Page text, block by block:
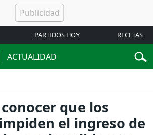
PARTIDOS HOY RECETAS
ACTUALIDAD
conocer que los
el ingreso de